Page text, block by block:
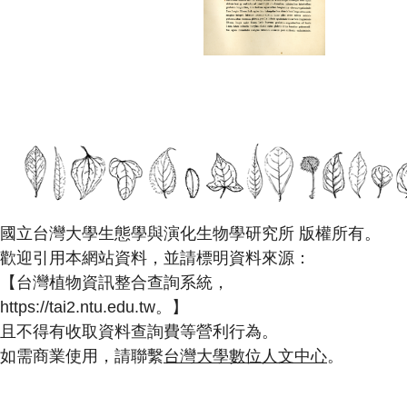
國立台灣大學生態學與演化生物學研究所 版權所有。
歡迎引用本網站資料，並請標明資料來源：
【台灣植物資訊整合查詢系統，
https://tai2.ntu.edu.tw。】
且不得有收取資料查詢費等營利行為。
如需商業使用，請聯繫台灣大學數位人文中心。